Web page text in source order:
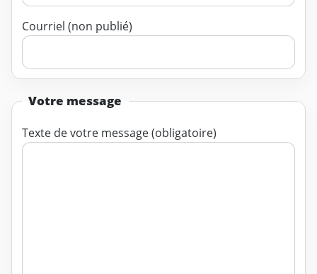
Courriel (non publié)
Votre message
Texte de votre message (obligatoire)